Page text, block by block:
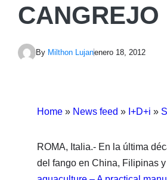
By Milthon Lujanenero 18, 2012
Home » News feed » I+D+i »
ROMA, Italia.- En la última
del fango en China, Filipinas